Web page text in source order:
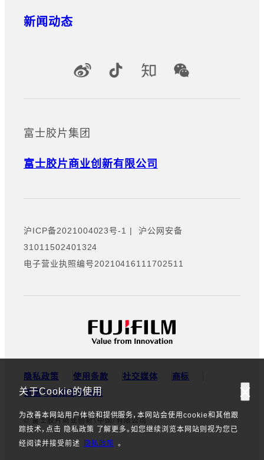
关于Cookie的使用
为改善本网站用户体验和提供服务，本网站会使用cookie和其他跟
踪技术，点击 隐私政策 了解更多。如您继续浏览本网站则视为您已
经阅读并接受前述
隐私政策 。
新闻动态
官方社交媒体账号
富士胶片集团
富士胶片商业创新有限公司
沪ICP备2021004023号-1 |沪公网安备
31011502401324
电子营业执照编号20210416111702511
隐私政策 使用条款 社交媒体
商标
道德与合规基本政策
© 富士胶片商业创新（中国）有限公司